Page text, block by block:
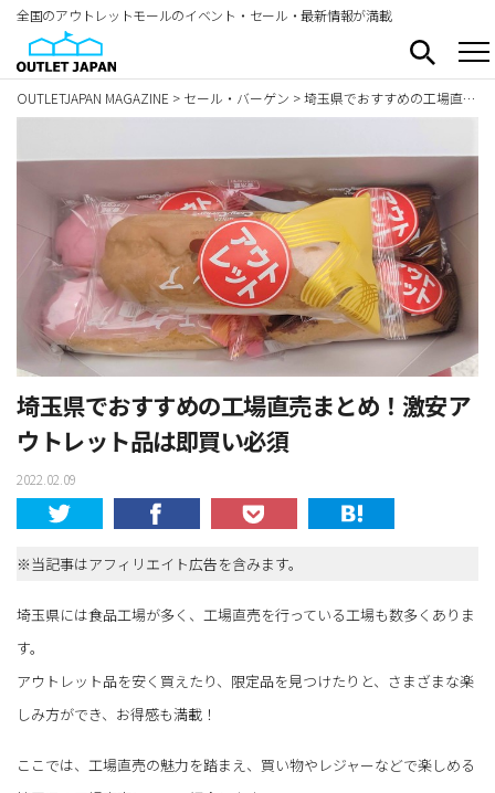
全国のアウトレットモールのイベント・セール・最新情報が満載
OUTLETJAPAN MAGAZINE > セール・バーゲン >埼玉県でおすすめの工場直売まとめ！激安アウトレット品は即買い必須
埼玉県でおすすめの工場直売まとめ！激安ア
ウトレット品は即買い必須
2022.02.09
※当記事はアフィリエイト広告を含みます。
埼玉県には食品工場が多く、工場直売を行っている工場も数多くありま
す。
アウトレット品を安く買えたり、限定品を見つけたりと、さまざまな楽
しみ方ができ、お得感も満載！
ここでは、工場直売の魅力を踏まえ、買い物やレジャーなどで楽しめる